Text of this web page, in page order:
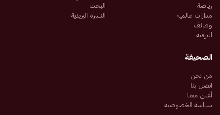
رياضة
مدارات عالمية
وظائف
الترفيه
البحث
النشرة البريدية
الصحيفة
من نحن
اتصل بنا
أعلن معنا
سياسة الخصوصية